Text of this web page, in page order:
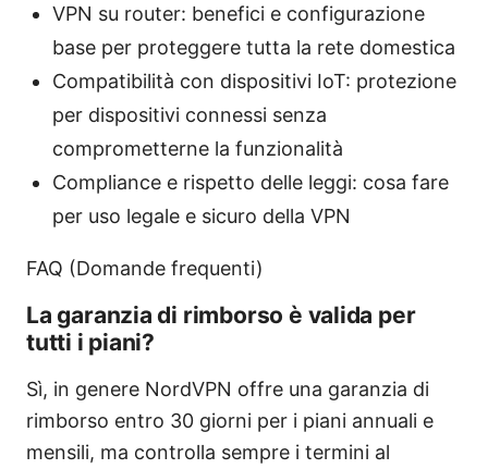
VPN su router: benefici e configurazione
base per proteggere tutta la rete domestica
Compatibilità con dispositivi IoT: protezione
per dispositivi connessi senza
comprometterne la funzionalità
Compliance e rispetto delle leggi: cosa fare
per uso legale e sicuro della VPN
FAQ (Domande frequenti)
La garanzia di rimborso è valida per
tutti i piani?
Sì, in genere NordVPN offre una garanzia di
rimborso entro 30 giorni per i piani annuali e
mensili, ma controlla sempre i termini al